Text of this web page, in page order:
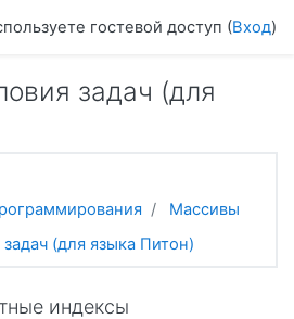
гостевой доступ (Вход)
задач (для
Массивы
(для языка Питон)
индексы